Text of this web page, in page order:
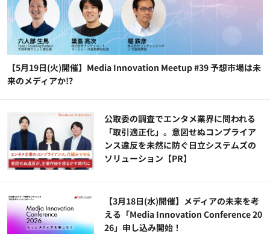
【5月19日(火)開催】Media Innovation Meetup #39 予想市場は未
来のメディアか!?
公​​取委の調査でエンタメ業界に問われる
「取引適正化」。意図せぬコンプライア
ンス違反を未然に防ぐ日立システムズの
ソリューション​【PR】
【3月18日(水)開催】メディアの未来を考
える「Media Innovation Conference 20
26」申し込み開始！